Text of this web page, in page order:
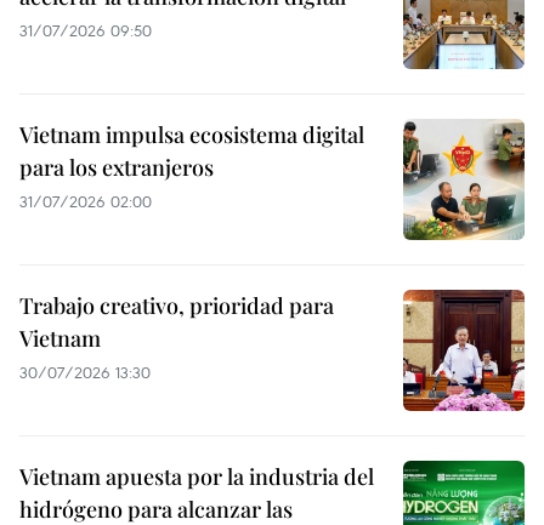
31/07/2026 09:50
Vietnam impulsa ecosistema digital
para los extranjeros
31/07/2026 02:00
Trabajo creativo, prioridad para
Vietnam
30/07/2026 13:30
Vietnam apuesta por la industria del
hidrógeno para alcanzar las